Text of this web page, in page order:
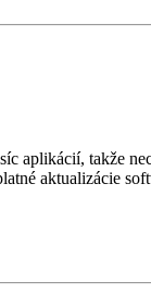
aplikácií, takže
aktualizácie